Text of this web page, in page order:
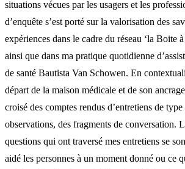
situations vécues par les usagers et les
d’enquête s’est porté sur la valorisation des
expériences dans le cadre du réseau ‘la Boite
ainsi que dans ma pratique quotidienne
de santé Bautista Van Schowen. En
départ de la maison médicale et de son
croisé des comptes rendus d’entretiens de
observations, des fragments de conversation.
questions qui ont traversé mes entretiens se
aidé les personnes à un moment donné ou ce